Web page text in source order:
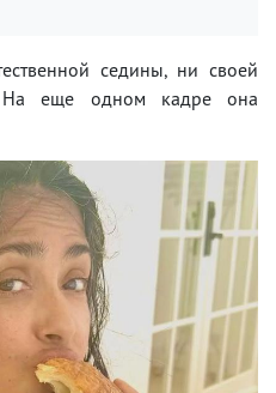
седины, ни своей
еще одном кадре она